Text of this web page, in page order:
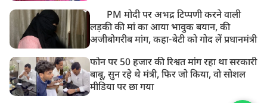
PM मोदी पर अभद्र टिप्पणी करने वाली
लड़की की मां का आया भावुक बयान, की
अजीबोगरीब मांग, कहा-बेटी को गोद लें प्रधानमंत्री
फोन पर 50 हजार की रिश्वत मांग रहा था सरकारी
बाबू, सुन रहे थे मंत्री, फिर जो किया, वो सोशल
मीडिया पर छा गया